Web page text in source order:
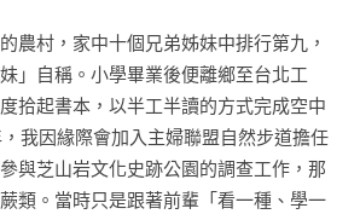
農村，家中十個兄弟姊妹中排行第九，
」自稱。小學畢業後便離鄉至台北工
拾起書本，以半工半讀的方式完成空中
我因緣際會加入主婦聯盟自然步道擔任
與芝山岩文化史跡公園的調查工作，那
類。當時只是跟著前輩「看一種、學一